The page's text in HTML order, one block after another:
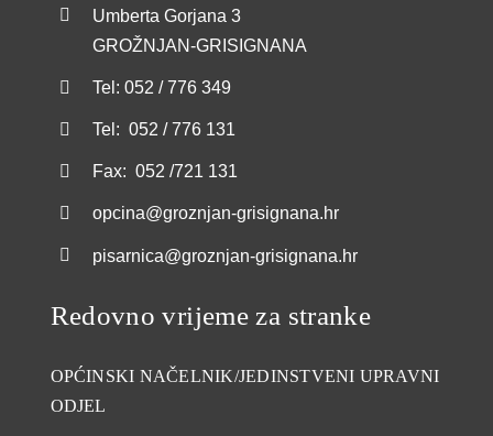
Umberta Gorjana 3
GROŽNJAN-GRISIGNANA
Tel: 052 / 776 349
Tel: 052 / 776 131
Fax: 052 /721 131
opcina@groznjan-grisignana.hr
pisarnica@groznjan-grisignana.hr
Redovno vrijeme za stranke
OPĆINSKI NAČELNIK/JEDINSTVENI UPRAVNI
ODJEL